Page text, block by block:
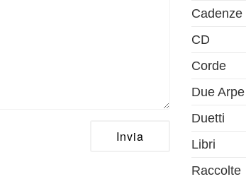
CD
Corde
Due
Duetti
Libri
Raccolte